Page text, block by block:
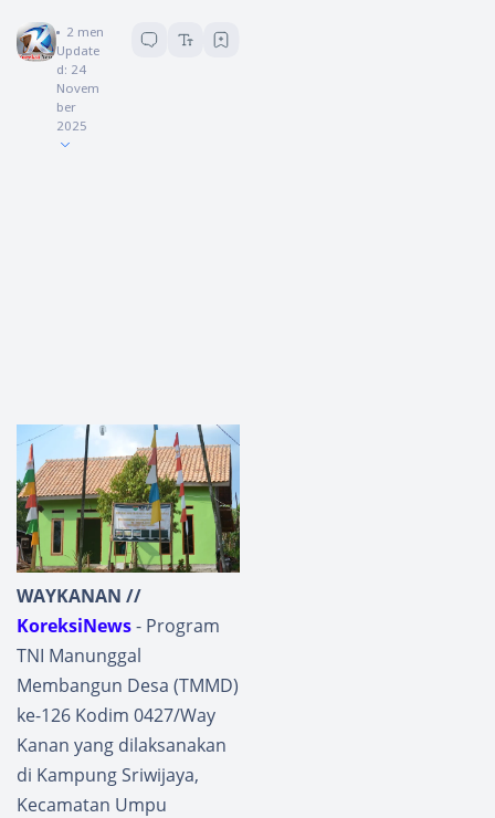
Koreksi News
2 menit baca
Update
d: 24
Novem
ber
2025
WAYKANAN //
KoreksiNews- Program
TNI Manunggal
Membangun Desa (TMMD)
ke-126 Kodim 0427/Way
Kanan yang dilaksanakan
di Kampung Sriwijaya,
Kecamatan Umpu